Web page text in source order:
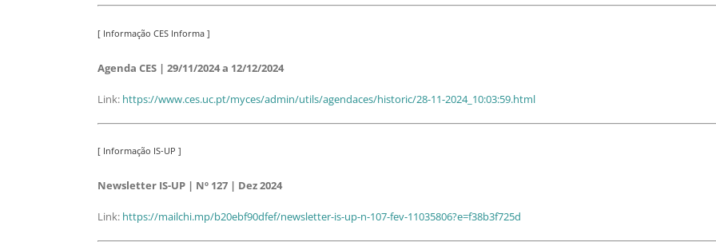
[ Informação CES Informa ]
Agenda CES | 29/11/2024 a 12/12/2024
Link: https://www.ces.uc.pt/myces/admin/utils/agendaces/historic/28-11-2024_10:03:59.html
[ Informação IS-UP ]
Newsletter IS-UP | Nº 127 | Dez 2024
Link: https://mailchi.mp/b20ebf90dfef/newsletter-is-up-n-107-fev-11035806?e=f38b3f725d